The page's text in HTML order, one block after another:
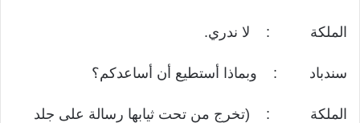
الملكة : لا ندري.
سندباد : وبماذا أستطيع أن أساعدكم؟
الملكة : (تخرج من تحت ثيابها رسالة على جلد